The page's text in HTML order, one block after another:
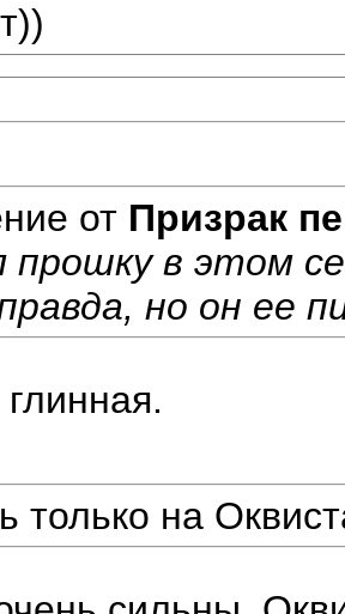
от Призрак
прошку в этом
но он ее
только на